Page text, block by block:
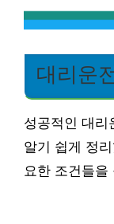
대리운
성공적인 대리
알기 쉽게 정
요한 조건들을